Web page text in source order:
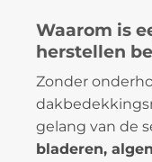
Waarom is
herstellen
Zonder
gelang van de
bladeren,